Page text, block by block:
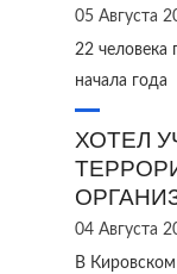
05 Августа
22 человека
начала года
ХОТЕЛ
04 Августа
В